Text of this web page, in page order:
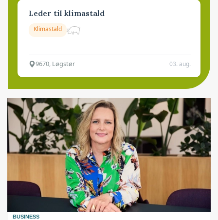
Leder til klimastald
Klimastald
9670, Løgstør 03. aug.
BUSINESS